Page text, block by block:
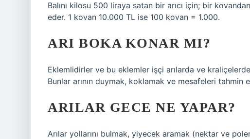
Balını kilosu 500 liraya satan bir arıcı için; bir
eder. 1 kovan 10.000 TL ise 100 kovan = 1.000.
ARI BOKA KONAR MI?
Eklemlidirler ve bu eklemler işçi arılarda ve
Bunlar arının duymak, koklamak ve mesafeleri tahmin
ARILAR GECE NE YAPAR?
Arılar yollarını bulmak, yiyecek aramak (nektar ve